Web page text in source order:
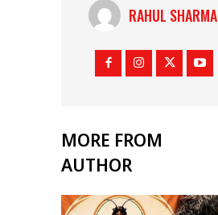
RAHUL SHARMA
MORE FROM
AUTHOR